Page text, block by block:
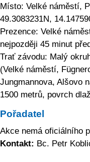
Místo: Velké náměstí,
49.3083231N,
Prezence: Velké
nejpozději 45 minut
Trať závodu: Malý
(Velké náměstí,
Jungmannova, Alšovo
1500 metrů, povrch
Pořadatel
Akce nemá oficiálního
Kontakt: Bc. Petr